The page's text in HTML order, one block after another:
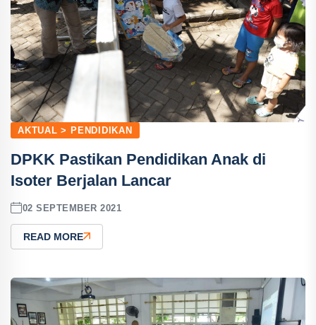
AKTUAL > PENDIDIKAN
DPKK Pastikan Pendidikan Anak di
Isoter Berjalan Lancar
02 SEPTEMBER 2021
READ MORE